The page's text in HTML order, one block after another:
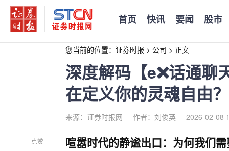
首页 快讯 要闻 股市
您当前的位置： 证券时报 > 公司 > 正文
深度解码【e❌话通聊
在定义你的灵魂自由？
来源：证券时报网 作者：刘俊英 2026-02-08
点赞 喧嚣时代的静谧出口：为何我们